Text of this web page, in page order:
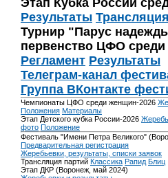
Этап Кубка России
Результаты
Турнир "Парус
первенство ЦФО
Регламент Результаты
Телеграм-канал
Группа ВКонтакте
Чемпионаты ЦФО среди женщин-2026
Положения Материалы
Этап Детского кубка России-2026
фото Положение
Фестиваль "Имени Петра Великого"
Предварительная регистрация
Жеребьевки, результаты, списки заявок
Трансляция партий Классика Рапид Блиц
Этап ДКР (Воронеж, май 2024)